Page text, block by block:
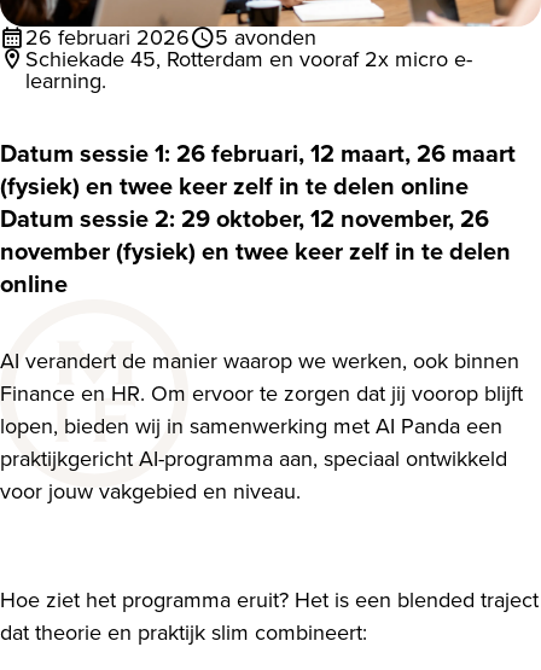
26 februari 2026 5 avonden
Schiekade 45, Rotterdam en vooraf 2x micro e-
learning.
Datum sessie 1: 26 februari, 12 maart, 26 maart
(fysiek) en twee keer zelf in te delen online
Datum sessie 2: 29 oktober, 12 november, 26
november (fysiek) en twee keer zelf in te delen
online
AI verandert de manier waarop we werken, ook binnen
Finance en HR. Om ervoor te zorgen dat jij voorop blijft
lopen, bieden wij in samenwerking met AI Panda een
praktijkgericht AI-programma aan, speciaal ontwikkeld
voor jouw vakgebied en niveau.
Hoe ziet het programma eruit? Het is een blended traject
dat theorie en praktijk slim combineert: